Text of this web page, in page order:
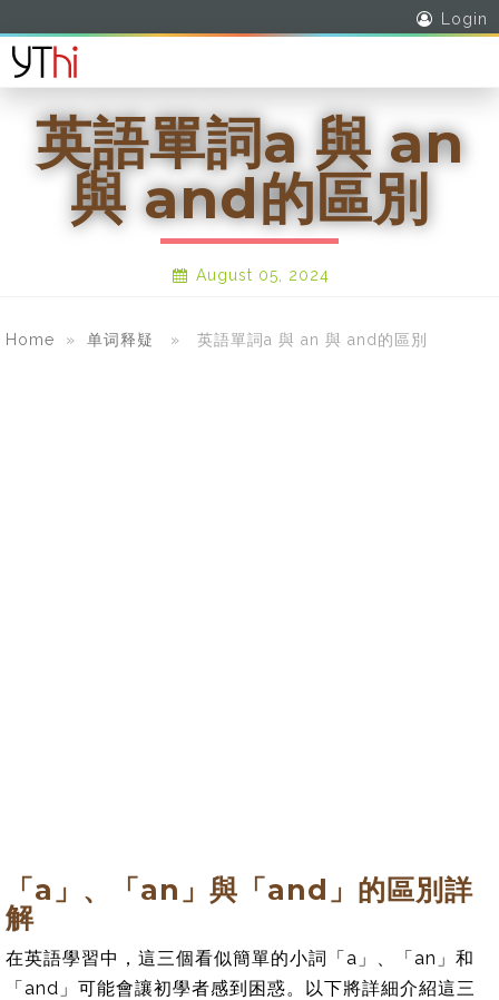
Login
英語單詞a 與 an
與 and的區別
August 05, 2024
Home » 单词释疑 » 英語單詞a 與 an 與 and的區別
「a」、「an」與「and」的區別詳
解
在英語學習中，這三個看似簡單的小詞「a」、「an」和
「and」可能會讓初學者感到困惑。以下將詳細介紹這三